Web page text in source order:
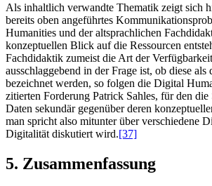
Als inhaltlich verwandte Thematik zeigt sich
bereits oben angeführtes
Humanities und der altsprachlichen
konzeptuellen Blick auf die Ressourcen
Fachdidaktik zumeist die Art der
ausschlaggebend in der Frage ist, ob diese
bezeichnet werden, so folgen die Digital
zitierten Forderung Patrick Sahles, für den die
Daten sekundär gegenüber deren
man spricht also mitunter über verschiedene
Digitalität diskutiert wird.[37]
5. Zusammenfassung